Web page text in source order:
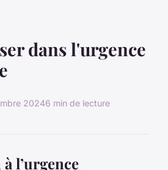
dans l'urgence
20246 min de lecture
l’urgence